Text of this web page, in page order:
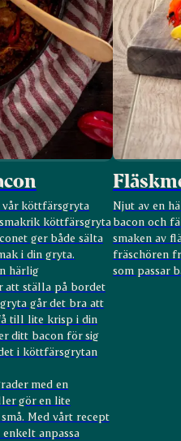
vår köttfärsgryta
köttfärsgryta
ger både sälta
i din gryta.
härlig
att ställa på bordet
går det bra att
till lite krisp i din
ditt bacon för sig
i köttfärsgrytan
med en
gör en lite
Med vårt recept
anpassa
Njut av en
bacon och
smaken av
fräschören
som passar